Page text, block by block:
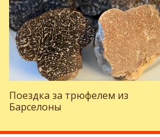
Поездка за трюфелем из
Барселоны